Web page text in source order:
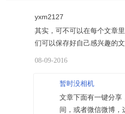
yxm2127
其实，可不可以在每个文章
们可以保存好自己感兴趣的文
08-09-2016
暂时没相机
文章下面有一键分享
间，或者微信微博，